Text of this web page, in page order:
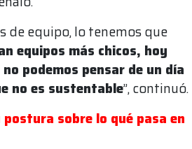
de equipo, lo tenemos que
equipos más chicos, hoy
podemos pensar de un día
no es sustentable”, continuó.
sobre lo qué pasa en